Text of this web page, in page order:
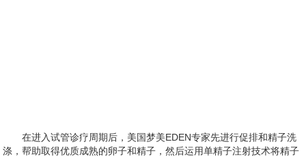
在进入试管诊疗周期后，美国梦美EDEN专家先进行促排和精子洗
涤，帮助取得优质成熟的卵子和精子，然后运用单精子注射技术将精子